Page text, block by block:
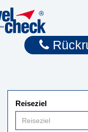
Reiseziel